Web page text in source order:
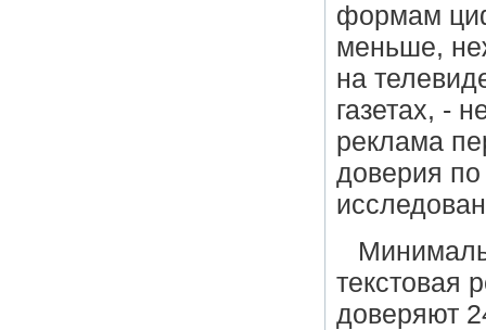
формам
меньше,
на
газетах, -
реклама
доверия
текстовая
доверяют